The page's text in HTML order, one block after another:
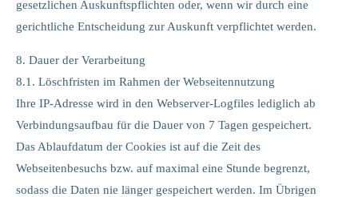
gesetzlichen Auskunftspflichten oder, wenn wir durch eine
gerichtliche Entscheidung zur Auskunft verpflichtet werden.
8. Dauer der Verarbeitung
8.1. Löschfristen im Rahmen der Webseitennutzung
Ihre IP-Adresse wird in den Webserver-Logfiles lediglich ab
Verbindungsaufbau für die Dauer von 7 Tagen gespeichert.
Das Ablaufdatum der Cookies ist auf die Zeit des
Webseitenbesuchs bzw. auf maximal eine Stunde begrenzt,
sodass die Daten nie länger gespeichert werden. Im Übrigen